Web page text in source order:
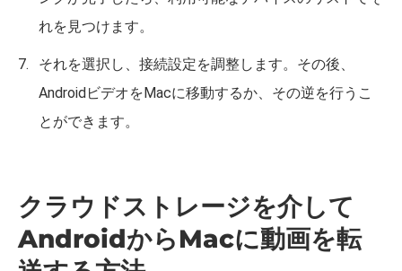
れを見つけます。
それを選択し、接続設定を調整します。その後、
AndroidビデオをMacに移動するか、その逆を行うこ
とができます。
クラウドストレージを介して
AndroidからMacに動画を転